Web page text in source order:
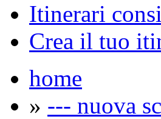
Itinerari
Crea il tuo
home
» --- nuova